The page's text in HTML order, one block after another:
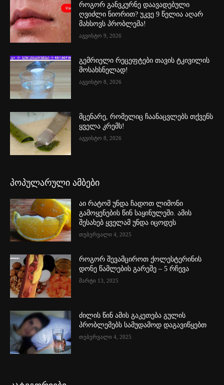
როგორ განვკურნე დაავადებული
ღვიძლი ნიორით? უკვე 9 წელია აღარ
მახსოვს პრობლემა!
აგვისტო 9, 2026
გემრიელი რეცეფტები თავის ტკივილის
მოსახსნელად!
აგვისტო 8, 2026
მცენარე, რომელიც ჩაანაცვლებს თქვენს
ყველა კრემს!
აგვისტო 8, 2026
პოპულარული ამბები
აი რატომ უნდა ჩადოთ ლიმონი
გამოყენების წინ საყინულეში. ამის
შესახებ ყველამ უნდა იცოდეს
თებერვალი 4, 2025
როგორ შევამციროთ ქოლესტერინის
დონე წამლების გარეშე – 5 რჩევა
მარტი 13, 2025
ძილის წინ ამის გაკეთება გულის
პრობლემებს სამუდამოდ დაგავიწყებთ
თებერვალი 4, 2025